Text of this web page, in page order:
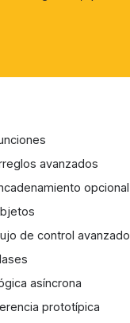
avanzados
opcional
de control avanzado
asíncrona
prototípica